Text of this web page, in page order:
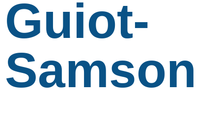
Guiot-
Samson